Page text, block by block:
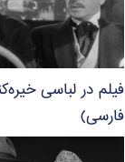
فیلم در لباسی
فارسی)